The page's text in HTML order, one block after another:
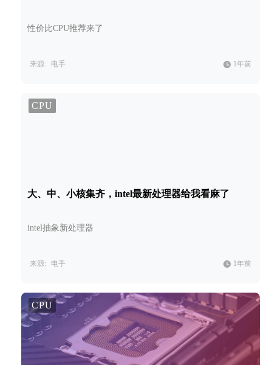
性价比CPU推荐来了
来源: 电手 1年前
CPU
大、中、小核集齐，intel最新处理器给我看麻了
intel抽象新处理器
来源: 电手 1年前
CPU